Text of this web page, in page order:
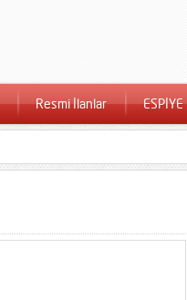
Resmi İlanlar ESPİYE